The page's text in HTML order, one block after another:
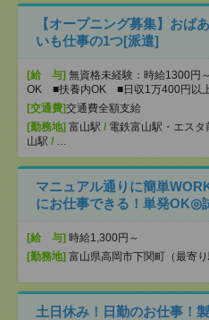
【オープニング募集】おば
いも仕事の1つ[派遣]
[給 与] 無資格未経験：時給1300
OK ■扶養内OK ■日収1万400円以
[交通費]交通費全額支給
[勤務地] 富山駅 / 電鉄富山駅・エスタ
山駅 / …
マニュアル通りに簡単
にお仕事できる！単発OK◎
[給 与] 時給1,300円～
[勤務地] 富山県高岡市下関町（最寄り
土日休み！日勤のお仕事！